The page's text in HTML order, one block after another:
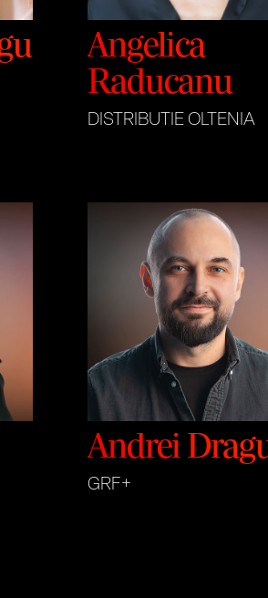
Angelica
Raducanu
DISTRIBUTIE OLTENIA
Andrei
GRF+